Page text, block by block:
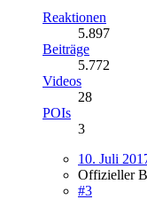
Reaktionen
5.897
Beiträge
5.772
Videos
28
POIs
3
10. Juli
Offizieller
#3